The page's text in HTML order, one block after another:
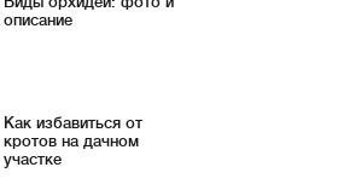
описание
Как избавиться от
кротов на дачном
участке